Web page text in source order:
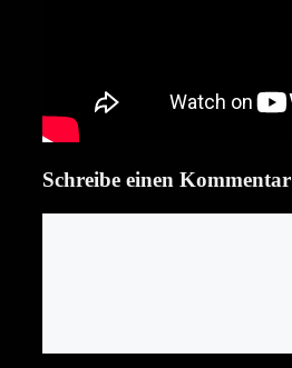
Schreibe einen Kommentar